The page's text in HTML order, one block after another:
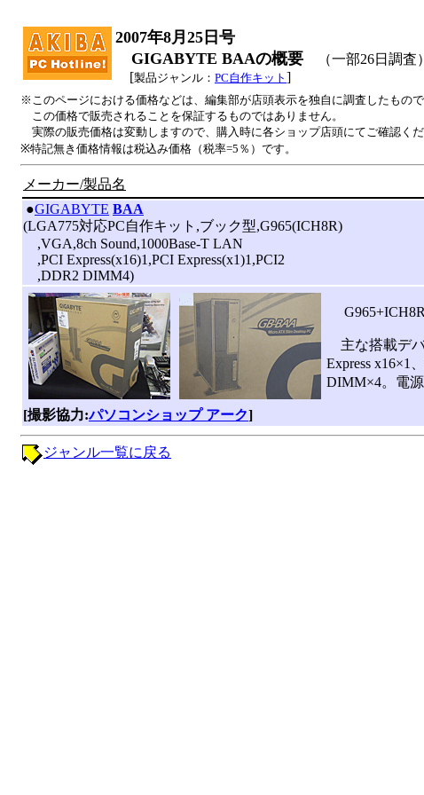
2007年8月25日号
GIGABYTE BAAの概要 （一部26日調査）
[製品ジャンル： PC自作キット ]
※このページにおける価格などは、編集部が店頭表示を独自に調査したもので
この価格で販売されることを保証するものではありません。
実際の販売価格は変動しますので、購入時に各ショップ店頭にてご確認くだ
※特記無き価格情報は税込み価格（税率=5％）です。
メーカー/製品名
●GIGABYTE BAA
(LGA775対応PC自作キット,ブック型,G965(ICH8R)
,VGA,8ch Sound,1000Base-T LAN
,PCI Express(x16)1,PCI Express(x1)1,PCI2
,DDR2 DIMM4)
G965+ICH8R
主な搭載デバ
Express x16×1
DIMM×4。電源
[撮影協力:パソコンショップ アーク]
ジャンル一覧に戻る